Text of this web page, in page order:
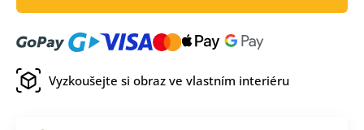
Vyzkoušejte si obraz ve vlastním interiéru